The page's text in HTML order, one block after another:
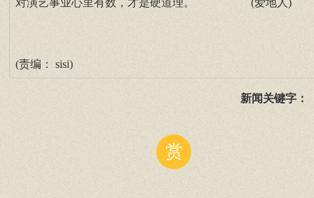
对演艺事业心里有数，才是硬道理。 (爱地人)
(责编： sisi)
新闻关键字：
赏